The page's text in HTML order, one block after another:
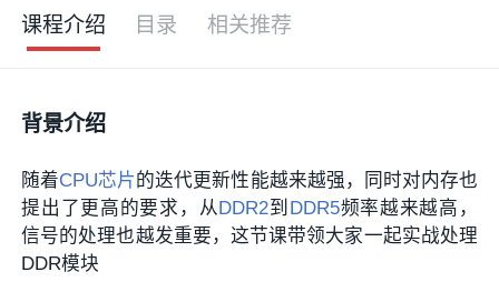
课程介绍 目录 相关推荐
背景介绍
随着CPU芯片的迭代更新性能越来越强，同时对内存也
提出了更高的要求，从DDR2到 DDR5频率越来越高，
信号的处理也越发重要，这节课带领大家一起实战处理
DDR模块